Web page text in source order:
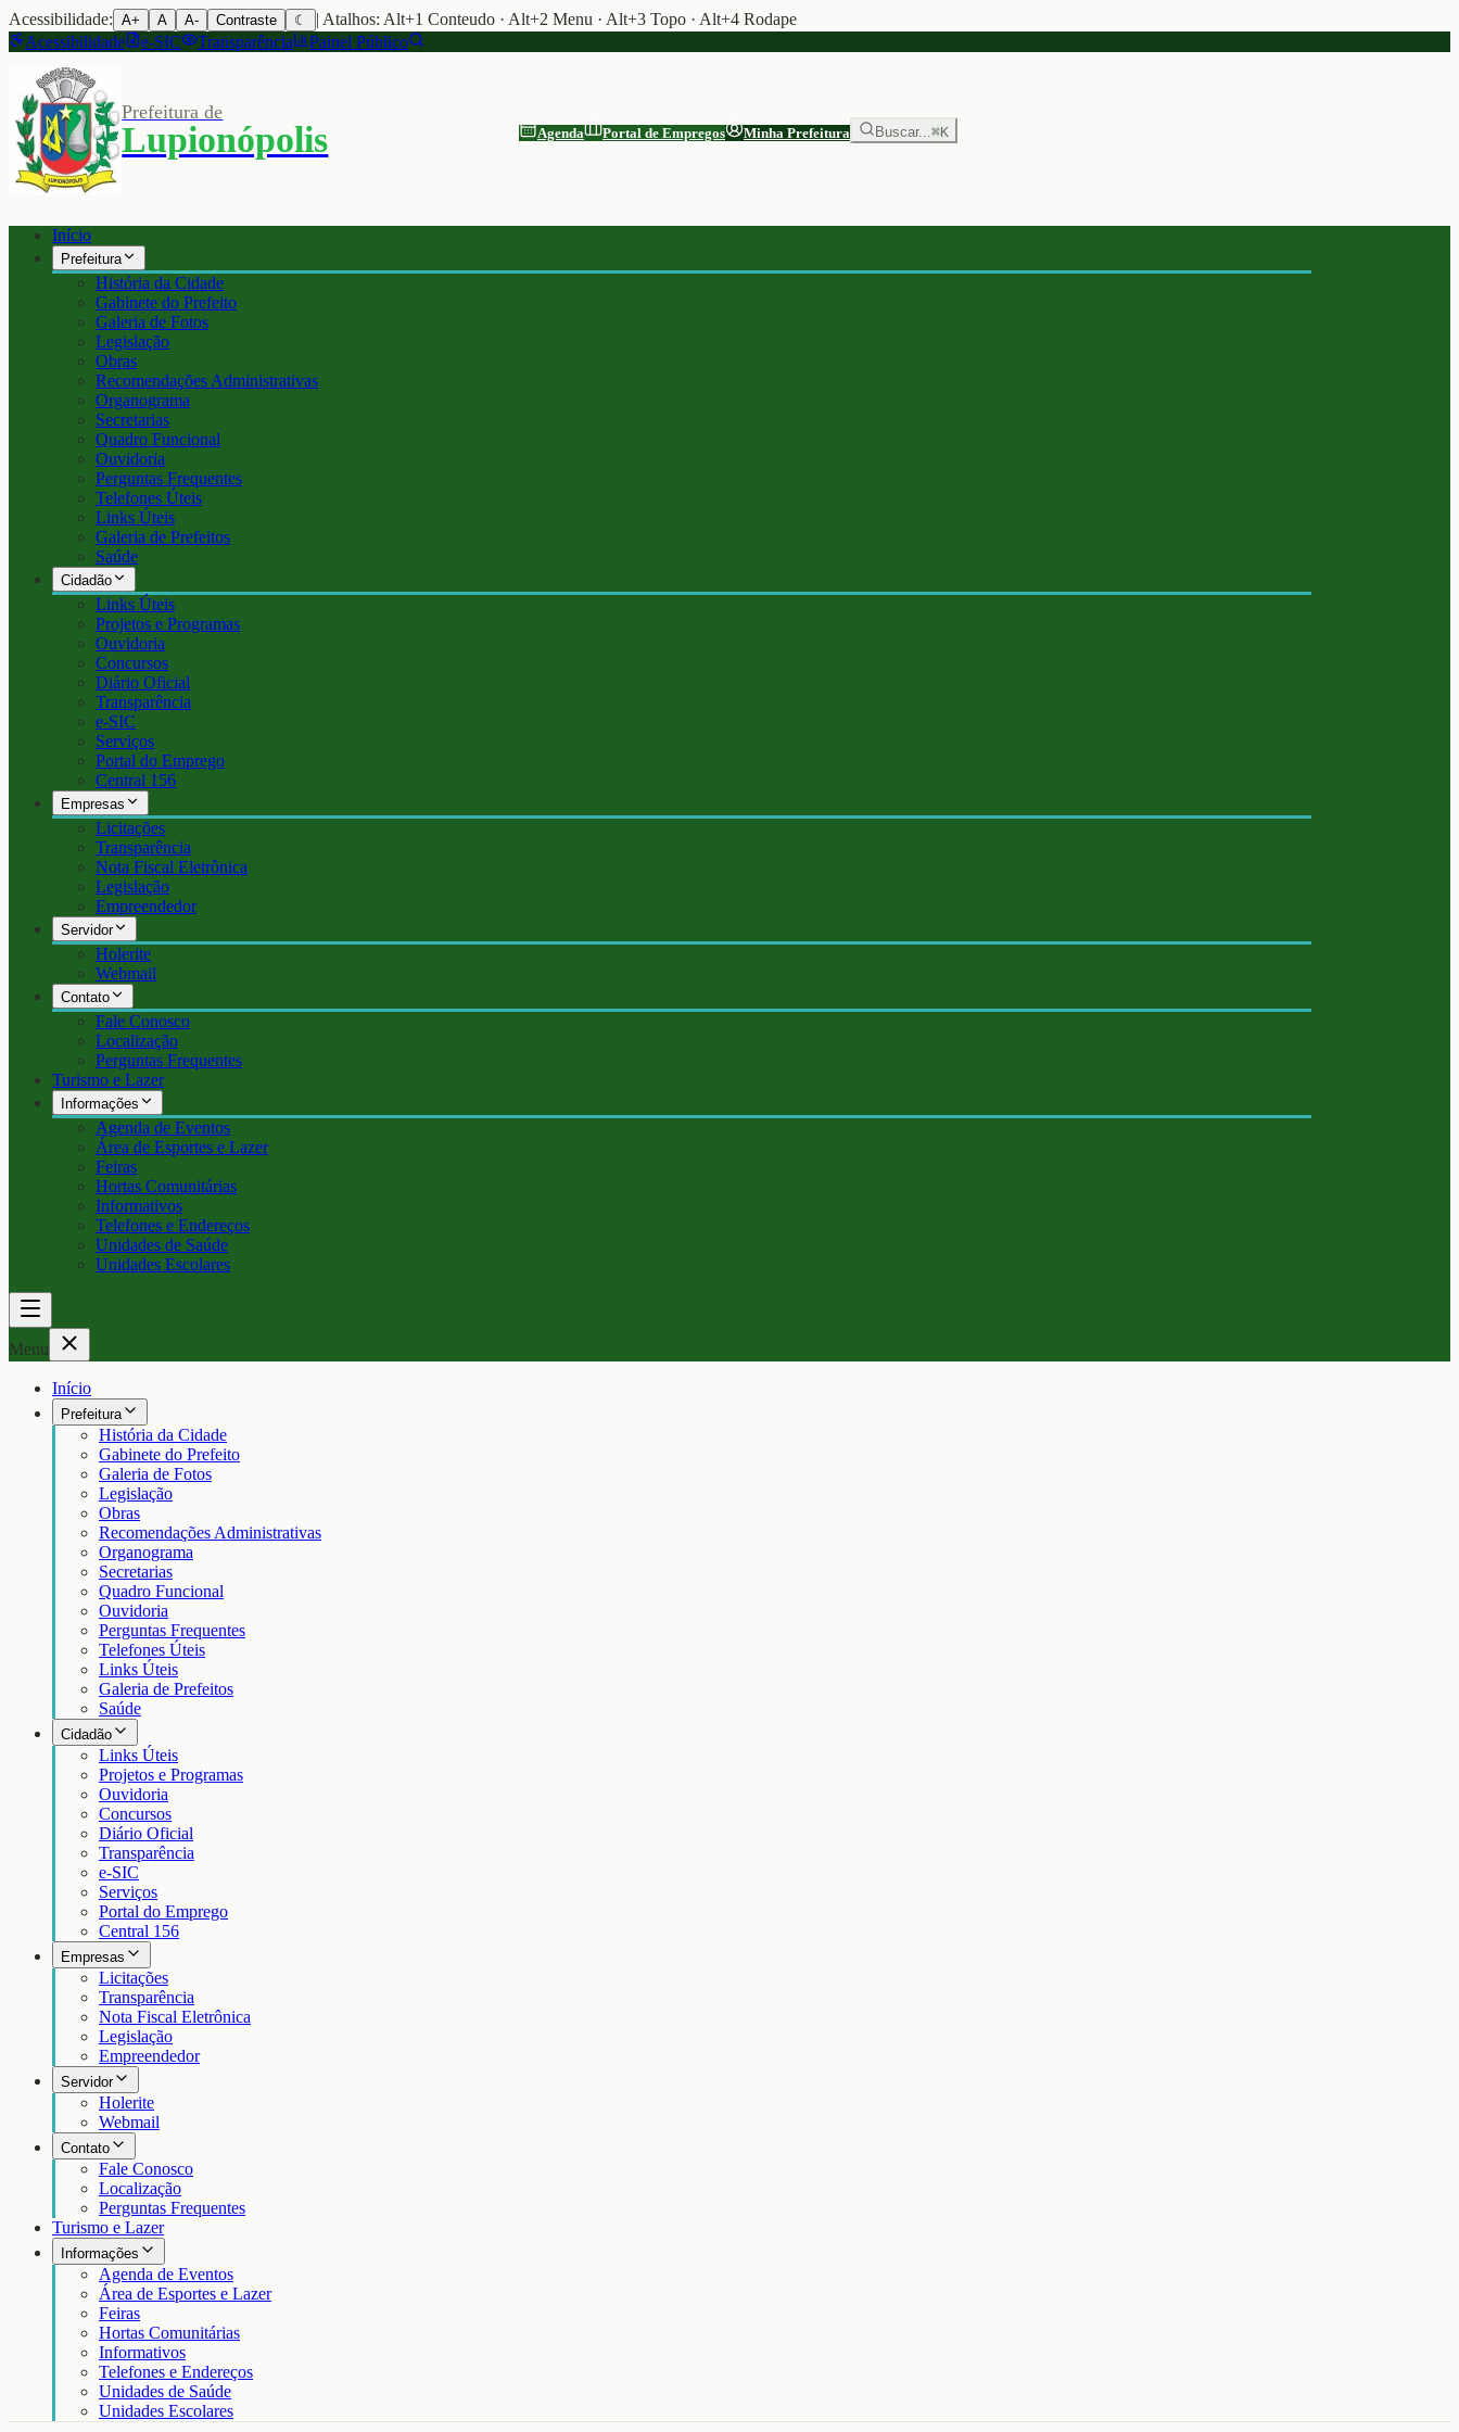
Acessibilidade: A+ A A- Contraste ☾
| Atalhos: Alt+1 Conteudo · Alt+2 Menu · Alt+3 Topo · Alt+4 Rodape
Acessibilidade
e-SIC Transparência Painel Público
Prefeitura de
Lupionópolis Agenda Portal de Empregos Minha Prefeitura Buscar...⌘K
Início
Prefeitura
História da Cidade
Gabinete do Prefeito
Galeria de Fotos
Legislação
Obras
Recomendações Administrativas
Organograma
Secretarias
Quadro Funcional
Ouvidoria
Perguntas Frequentes
Telefones Úteis
Links Úteis
Galeria de Prefeitos
Saúde
Cidadão
Links Úteis
Projetos e Programas
Ouvidoria
Concursos
Diário Oficial
Transparência
e-SIC
Serviços
Portal do Emprego
Central 156
Empresas
Licitações
Transparência
Nota Fiscal Eletrônica
Legislação
Empreendedor
Servidor
Holerite
Webmail
Contato
Fale Conosco
Localização
Perguntas Frequentes
Turismo e Lazer
Informações
Agenda de Eventos
Área de Esportes e Lazer
Feiras
Hortas Comunitárias
Informativos
Telefones e Endereços
Unidades de Saúde
Unidades Escolares
Menu
Início
Prefeitura
História da Cidade
Gabinete do Prefeito
Galeria de Fotos
Legislação
Obras
Recomendações Administrativas
Organograma
Secretarias
Quadro Funcional
Ouvidoria
Perguntas Frequentes
Telefones Úteis
Links Úteis
Galeria de Prefeitos
Saúde
Cidadão
Links Úteis
Projetos e Programas
Ouvidoria
Concursos
Diário Oficial
Transparência
e-SIC
Serviços
Portal do Emprego
Central 156
Empresas
Licitações
Transparência
Nota Fiscal Eletrônica
Legislação
Empreendedor
Servidor
Holerite
Webmail
Contato
Fale Conosco
Localização
Perguntas Frequentes
Turismo e Lazer
Informações
Agenda de Eventos
Área de Esportes e Lazer
Feiras
Hortas Comunitárias
Informativos
Telefones e Endereços
Unidades de Saúde
Unidades Escolares